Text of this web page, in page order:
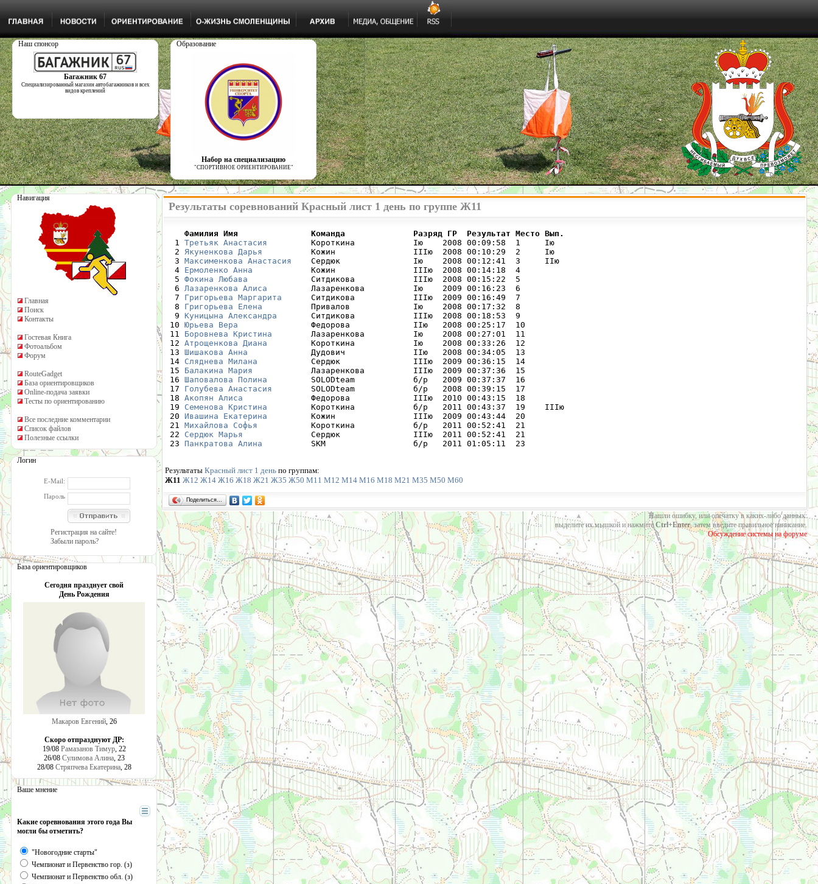
Наш спонсор
Багажник 67
Специализированный магазин автобагажников и всех
видов креплений
Образование
Набор на специализацию
"СПОРТИВНОЕ ОРИЕНТИРОВАНИЕ"
Навигация
Главная
Поиск
Контакты
Гостевая Книга
Фотоальбом
Форум
RouteGadget
База ориентировщиков
Online-подача заявки
Тесты по ориентированию
Все последние комментарии
Список файлов
Полезные ссылки
Логин
E-Mail:
Пароль
Регистрация на сайте!
Забыли пароль?
База ориентировщиков
Сегодня празднует свой
День Рождения
Макаров Евгений, 26
Скоро отпразднуют ДР:
19/08 Рамазанов Тимур, 22
26/08 Сулимова Алина, 23
28/08 Стряпчева Екатерина, 28
Ваше мнение
Какие соревнования этого года Вы
могли бы отметить?
"Новогодние старты"
Чемпионат и Первенство гор. (з)
Чемпионат и Первенство обл. (з)
Результаты соревнований Красный лист 1 день по группе Ж11
    Фамилия Имя               Команда              Разряд ГР  Результат Место Вып.
1 Третьяк Анастасия
         Короткина            Iю    2008 00:09:58  1     Iю
  2
Якуненкова Дарья
          Кожин                IIIю  2008 00:10:29  2     Iю
  3
Максименкова Анастасия
    Сердюк               Iю    2008 00:12:41  3     IIю
  4
Ермоленко Анна
            Кожин                IIIю  2008 00:14:18  4
  5
Фокина Любава
             Ситдикова            IIIю  2008 00:15:22  5
  6
Лазаренкова Алиса
         Лазаренкова          Iю    2009 00:16:23  6
  7
Григорьева Маргарита
      Ситдикова            IIIю  2009 00:16:49  7
  8
Григорьева Елена
          Привалов             Iю    2008 00:17:32  8
  9
Куницына Александра
       Ситдикова            IIIю  2008 00:18:53  9
10 Юрьева Вера
               Федорова             IIю   2008 00:25:17  10
11 Боровнева Кристина
        Лазаренкова          Iю    2008 00:27:01  11
12 Атрощенкова Диана
         Короткина            Iю    2008 00:33:26  12
13 Шишакова Анна
             Дудович              IIю   2008 00:34:05  13
14 Сляднева Милана
           Сердюк               IIIю  2009 00:36:15  14
15 Балакина Мария
            Лазаренкова          IIIю  2009 00:37:36  15
16 Шаповалова Полина
         SOLODteam            б/р   2009 00:37:37  16
17 Голубева Анастасия
        SOLODteam            б/р   2008 00:39:15  17
18 Акопян Алиса
              Федорова             IIIю  2010 00:43:15  18
19 Семенова Кристина
         Короткина            б/р   2011 00:43:37  19    IIIю
20 Ивашина Екатерина
         Кожин                IIIю  2009 00:43:44  20
21 Михайлова Софья
           Короткина            б/р   2011 00:52:41  21
22 Сердюк Марья
              Сердюк               IIIю  2011 00:52:41  21
23 Панкратова Алина
          SKM                  б/р   2011 01:05:11  23
Результаты Красный лист 1 день по группам:
Ж11 Ж12 Ж14 Ж16 Ж18 Ж21 Ж35 Ж50 М11 М12 М14 М16 М18 М21 М35 М50 М60
Поделиться…
Нашли ошибку, или опечатку в каких-либо данных:
выделите их мышкой и нажмитеCtrl+Enter, затем введите правильное написание.
Обсуждение системы на форуме